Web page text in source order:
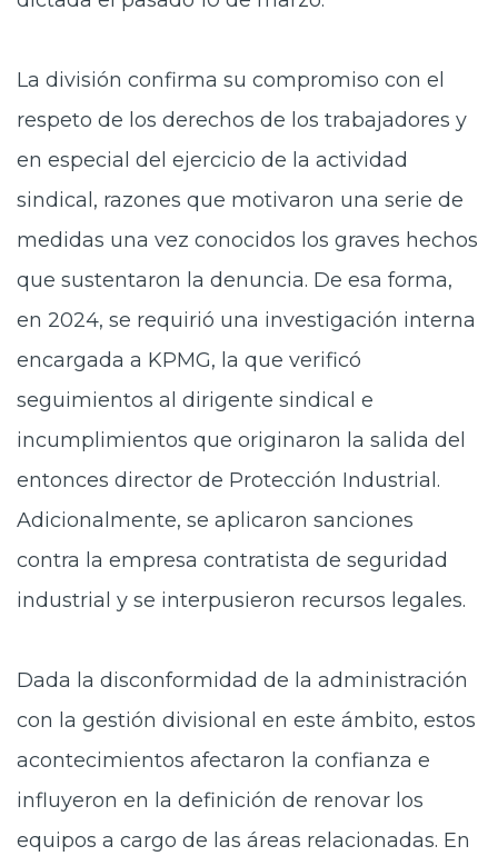
La división confirma su compromiso con el
respeto de los derechos de los trabajadores y
en especial del ejercicio de la actividad
sindical, razones que motivaron una serie de
medidas una vez conocidos los graves hechos
que sustentaron la denuncia. De esa forma,
en 2024, se requirió una investigación interna
encargada a KPMG, la que verificó
seguimientos al dirigente sindical e
incumplimientos que originaron la salida del
entonces director de Protección Industrial.
Adicionalmente, se aplicaron sanciones
contra la empresa contratista de seguridad
industrial y se interpusieron recursos legales.
Dada la disconformidad de la administración
con la gestión divisional en este ámbito, estos
acontecimientos afectaron la confianza e
influyeron en la definición de renovar los
equipos a cargo de las áreas relacionadas. En